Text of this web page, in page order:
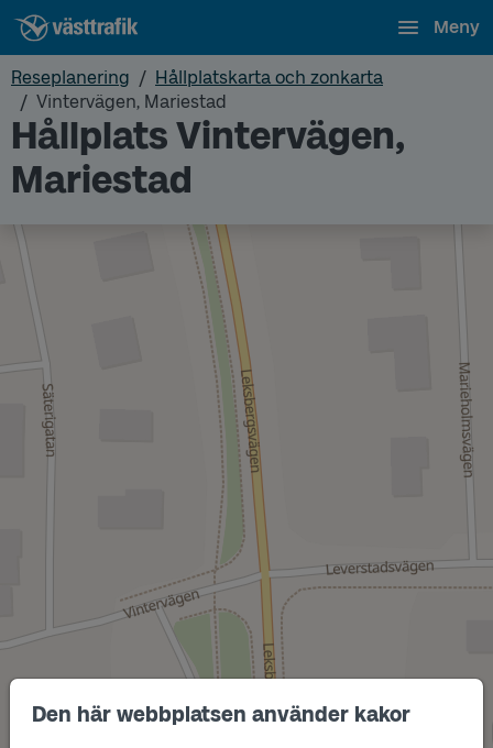
Den här webbplatsen använder kakor
Meny
Reseplanering
Hållplatskarta och zonkarta
Vintervägen, Mariestad
Hållplats Vintervägen,
Mariestad